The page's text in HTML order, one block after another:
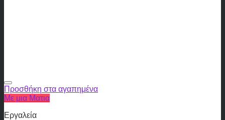
Προσθήκη στα αγαπημένα
Με μια Ματια
Εργαλεία